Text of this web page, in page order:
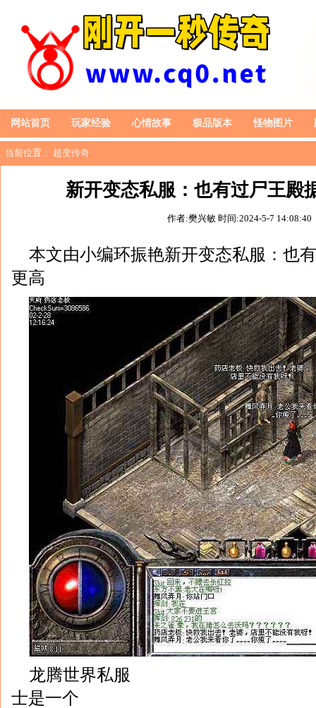
网站首页 玩家经验 心情故事 极品版本 怪物图片
当前位置： 超变传奇
新开变态私服：也有过尸王殿
作者:樊兴敏 时间:2024-5-7 14:08:40
本文由小编环振艳新开变态私服：也
更高
龙腾世界私服
士是一个